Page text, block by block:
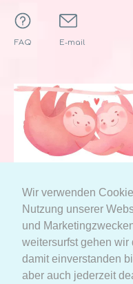
Wir verwenden
Nutzung unserer
und
weitersurfst gehen wir
damit einverstanden
aber auch jederzeit
FAQ E-mail
AGB
Meine persönlichen